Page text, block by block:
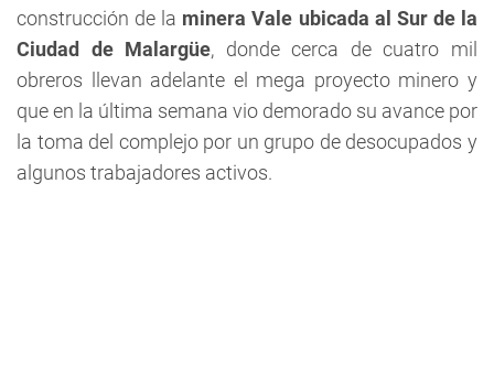
construcción de la minera Vale ubicada al Sur de la
Ciudad de Malargüe, donde cerca de cuatro mil
obreros llevan adelante el mega proyecto minero y
que en la última semana vio demorado su avance por
la toma del complejo por un grupo de desocupados y
algunos trabajadores activos.